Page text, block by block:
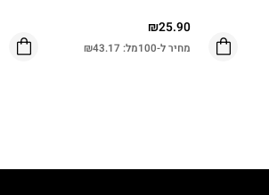
₪25.90
מחיר ל-100מל: ₪43.17